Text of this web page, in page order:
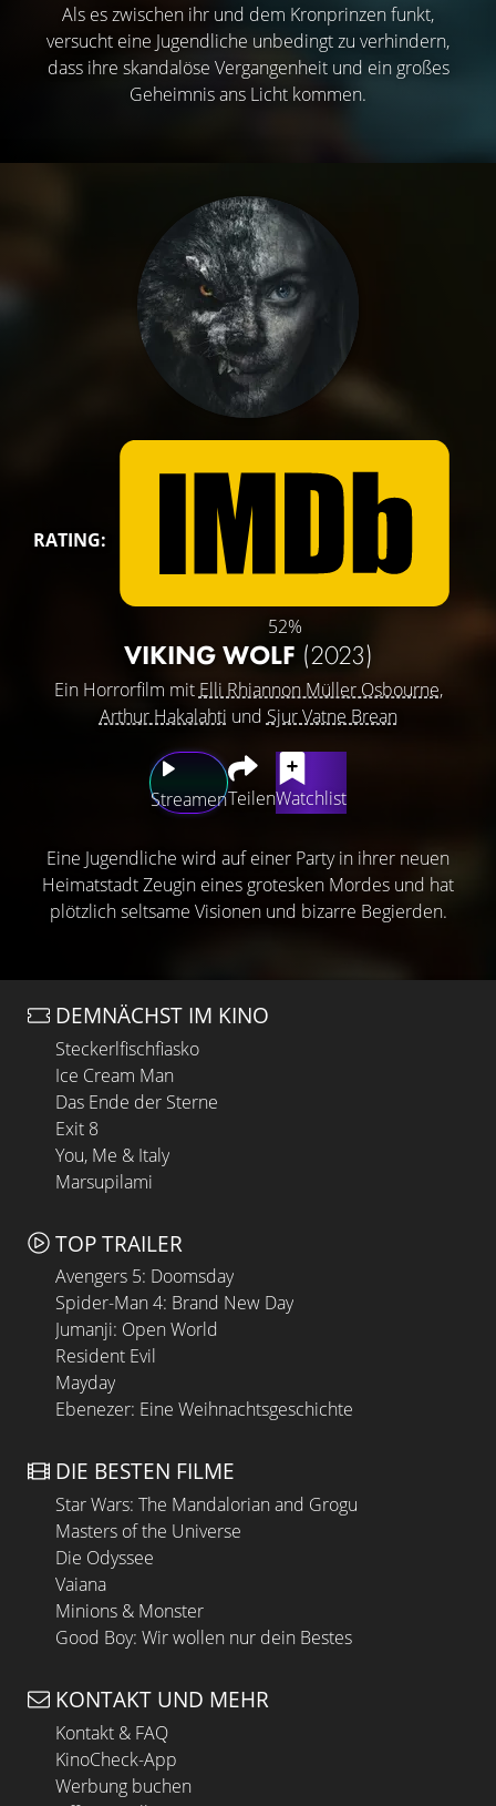
Als es zwischen ihr und dem Kronprinzen funkt,
versucht eine Jugendliche unbedingt zu verhindern,
dass ihre skandalöse Vergangenheit und ein großes
Geheimnis ans Licht kommen.
RATING:
52%
VIKING WOLF (2023)
Ein Horrorfilm mit Elli Rhiannon Müller Osbourne,
Arthur Hakalahti und Sjur Vatne Brean
StreamenTeilenWatchlist
Eine Jugendliche wird auf einer Party in ihrer neuen
Heimatstadt Zeugin eines grotesken Mordes und hat
plötzlich seltsame Visionen und bizarre Begierden.
DEMNÄCHST IM KINO
Steckerlfischfiasko
Ice Cream Man
Das Ende der Sterne
Exit 8
You, Me & Italy
Marsupilami
TOP TRAILER
Avengers 5: Doomsday
Spider-Man 4: Brand New Day
Jumanji: Open World
Resident Evil
Mayday
Ebenezer: Eine Weihnachtsgeschichte
DIE BESTEN FILME
Star Wars: The Mandalorian and Grogu
Masters of the Universe
Die Odyssee
Vaiana
Minions & Monster
Good Boy: Wir wollen nur dein Bestes
KONTAKT UND MEHR
Kontakt & FAQ
KinoCheck-App
Werbung buchen